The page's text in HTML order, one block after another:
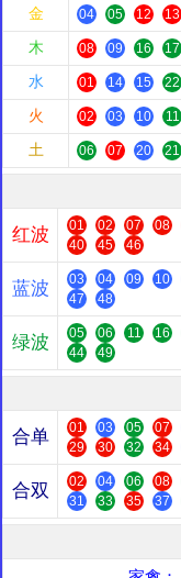
金
04 05 12 13
木 08 09 16 17
水 01 14 15 22
火 02 03 10 11
土 06 07 20 21
红波 01 02 07 08
40
45 46
蓝波 03 04 09 10
47
48
绿波 05 06 11 16
44
49
合单 01 03 05 07
29
30 32 34
合双 02 04 06 08
31
33 35 37